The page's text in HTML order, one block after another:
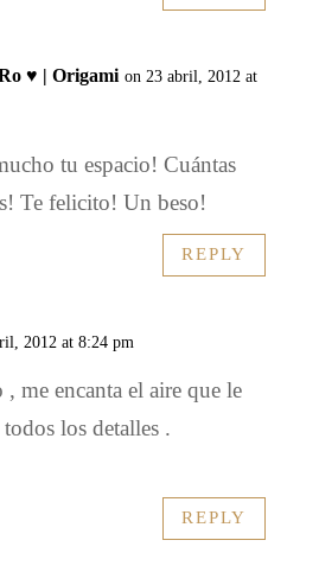
♥ | Origami on 23 abril, 2012 at
tu espacio! Cuántas
Te felicito! Un beso!
REPLY
2012 at 8:24 pm
me encanta el aire que le
los detalles .
REPLY